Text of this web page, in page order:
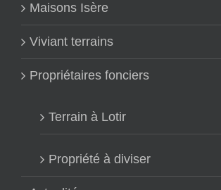
Maisons Isère
Viviant terrains
Propriétaires fonciers
Terrain à Lotir
Propriété à diviser